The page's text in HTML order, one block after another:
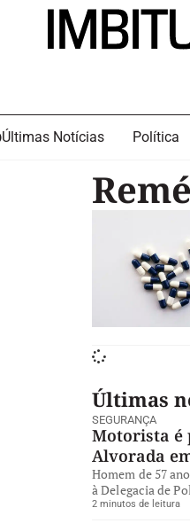
Últimas Notícias Política
Últimas
SEGURANÇA
Motorista é
Alvorada
Homem de 57
à Delegacia de
2 minutos de leitura